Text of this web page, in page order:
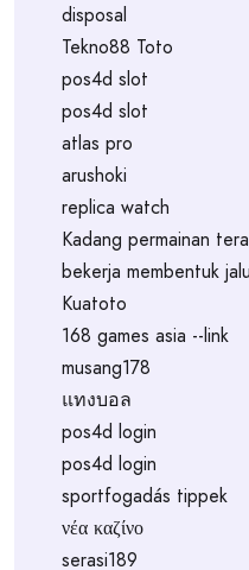
disposal
Tekno88 Toto
pos4d slot
pos4d slot
atlas pro
arushoki
replica watch
Kadang permainan
bekerja membentuk
Kuatoto
168 games asia --link
musang178
แทงบอล
pos4d login
pos4d login
sportfogadás tippek
νέα καζίνο
serasi189